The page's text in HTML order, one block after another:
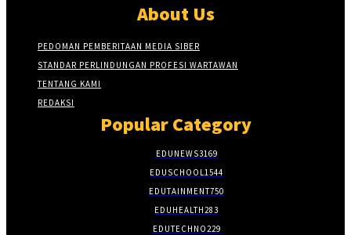
About Us
PEDOMAN PEMBERITAAN MEDIA SIBER
STANDAR PERLINDUNGAN PROFESI WARTAWAN
TENTANG KAMI
REDAKSI
Popular Category
EDUNEWS3169
EDUSCHOOL1544
EDUTAINMENT750
EDUHEALTH283
EDUTECHNO229